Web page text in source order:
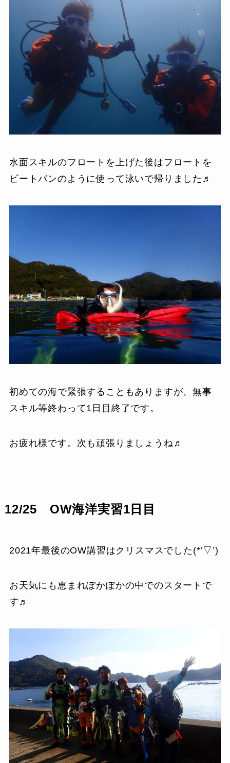
水面スキルのフロートを上げた後はフロートを
ビートバンのように使って泳いで帰りました♬
初めての海で緊張することもありますが、無事
スキル等終わって1日目終了です。
お疲れ様です。次も頑張りましょうね♬
12/25 OW海洋実習1日目
2021年最後のOW講習はクリスマスでした(*’▽’)
お天気にも恵まれぽかぽかの中でのスタートで
す♬